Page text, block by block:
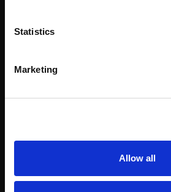
Statistics
Marketing
Allow all
Colis